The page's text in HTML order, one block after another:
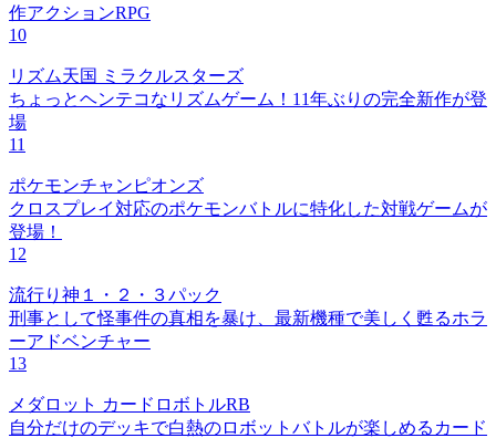
作アクションRPG
10
リズム天国 ミラクルスターズ
ちょっとヘンテコなリズムゲーム！11年ぶりの完全新作が登
場
11
ポケモンチャンピオンズ
クロスプレイ対応のポケモンバトルに特化した対戦ゲームが
登場！
12
流行り神１・２・３パック
刑事として怪事件の真相を暴け、最新機種で美しく甦るホラ
ーアドベンチャー
13
メダロット カードロボトルRB
自分だけのデッキで白熱のロボットバトルが楽しめるカード